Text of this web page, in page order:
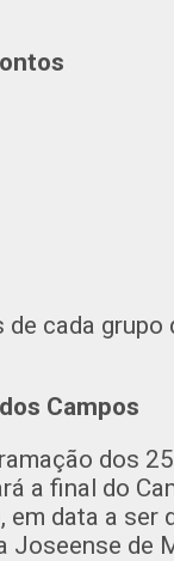
cada
Campos
dos
a final do
em data a
Joseense de